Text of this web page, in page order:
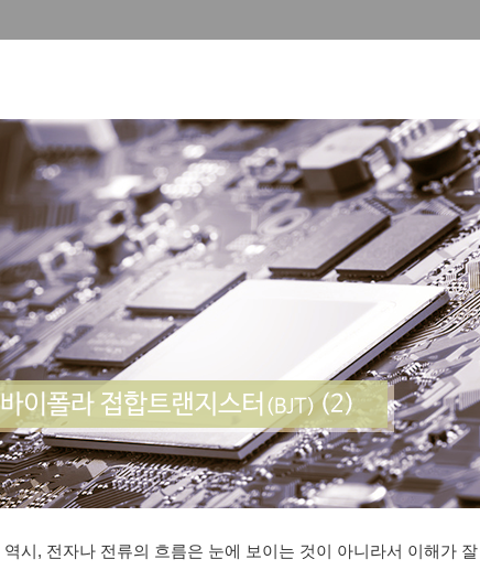
역시, 전자나 전류의 흐름은 눈에 보이는 것이 아니라서 이해가 잘